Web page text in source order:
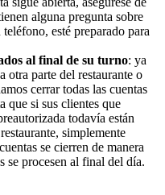
alguna pregunta sobre
esté preparado para
al final de su turno: ya
otra parte del restaurante o
cerrar todas las cuentas
que si sus clientes que
todavía están
simplemente
se cierren de manera
se procesen al final del día.